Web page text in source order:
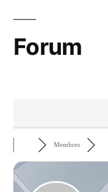
Forum
Membres